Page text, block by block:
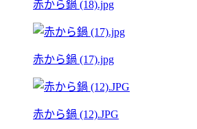
赤から鍋 (18).jpg
赤から鍋 (17).jpg
赤から鍋 (12).JPG